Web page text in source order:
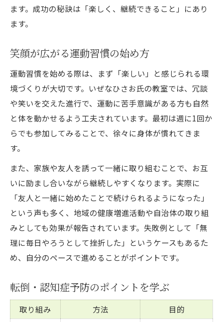
ます。成功の秘訣は「楽しく、継続できること」にあり
ます。
笑顔が広がる運動習慣の始め方
運動習慣を始める際は、まず「楽しい」と感じられる環
境づくりが大切です。いぜなひさお氏の教室では、冗談
や笑いを交えた進行で、運動に苦手意識がある方も自然
と体を動かせるよう工夫されています。最初は週に1回か
らでも参加してみることで、徐々に身体が慣れてきま
す。
また、家族や友人を誘って一緒に取り組むことで、お互
いに励まし合いながら継続しやすくなります。実際に
「友人と一緒に始めたことで続けられるようになった」
という声も多く、地域の健康増進活動や自治体の取り組
みとしても効果が報告されています。失敗例として「無
理に毎日やろうとして挫折した」というケースもあるた
め、自分のペースで進めることがポイントです。
転倒・認知症予防のポイントを学ぶ
取り組み 方法
目的